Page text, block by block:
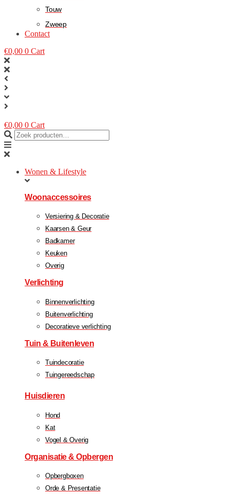
Touw
Zweep
Contact
€0,00 0 Cart
€0,00 0 Cart
Wonen & Lifestyle
Woonaccessoires
Versiering & Decoratie
Kaarsen & Geur
Badkamer
Keuken
Overig
Verlichting
Binnenverlichting
Buitenverlichting
Decoratieve verlichting
Tuin & Buitenleven
Tuindecoratie
Tuingereedschap
Huisdieren
Hond
Kat
Vogel & Overig
Organisatie & Opbergen
Opbergboxen
Orde & Presentatie